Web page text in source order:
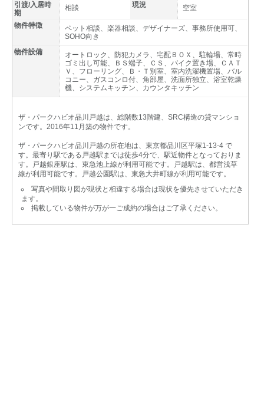
引渡/入居時
期
相談 現況 空室
物件特徴
ペット相談、楽器相談、デザイナーズ、事務所使用可、
SOHO向き
物件設備
オートロック、防犯カメラ、宅配ＢＯＸ、駐輪場、常時
ゴミ出し可能、ＢＳ端子、ＣＳ、バイク置き場、ＣＡＴ
Ｖ、フローリング、Ｂ・Ｔ別室、室内洗濯機置場、バル
コニー、ガスコンロ付、角部屋、洗面所独立、浴室乾燥
機、システムキッチン、カウンタキッチン
ザ・パークハビオ品川戸越は、総階数13階建、SRC構造の貸マンショ
ンです。2016年11月築の物件です。
ザ・パークハビオ品川戸越の所在地は、東京都品川区平塚1-13-4 で
す。最寄り駅である戸越駅までは徒歩4分で、駅近物件となっておりま
す。戸越銀座駅は、東急池上線が利用可能です。戸越駅は、都営浅草
線が利用可能です。戸越公園駅は、東急大井町線が利用可能です。
写真や間取り図が現状と相違する場合は現状を優先させていただき
ます。
掲載している物件が万が一ご成約の場合はご了承ください。